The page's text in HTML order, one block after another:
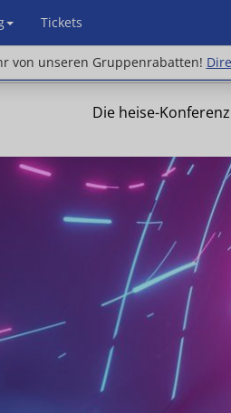
Tickets
von unseren Gruppenrabatten!
von unseren
Die heise-